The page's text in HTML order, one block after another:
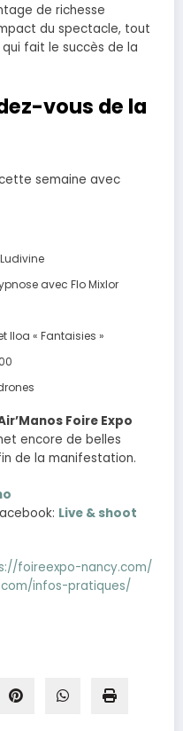
de richesse
du spectacle, tout
fait le succès de la
vous de la
semaine avec
avec Flo Mixlor
Iloa « Fantaisies »
Foire Expo
encore de belles
de la manifestation.
Live & shoot
foireexpo-nancy.com/
infos-pratiques/